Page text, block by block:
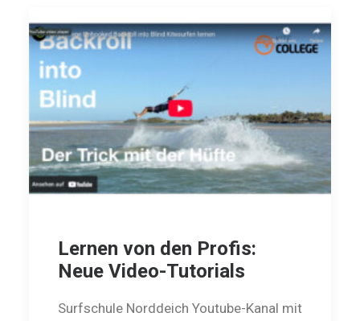
Lernen von den Profis:
Neue Video-Tutorials
Surfschule Norddeich Youtube-Kanal mit